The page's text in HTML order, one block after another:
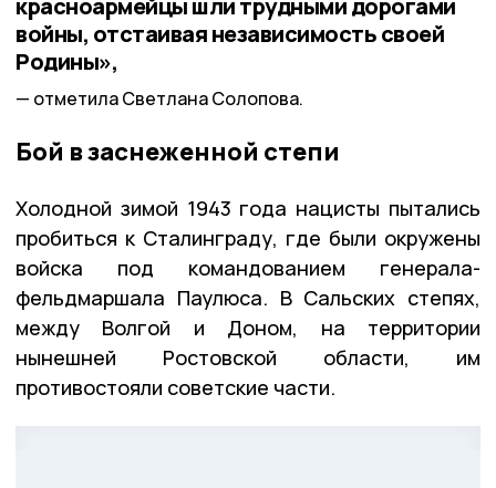
красноармейцы шли трудными дорогами
войны, отстаивая независимость своей
Родины»,
отметила Светлана Солопова.
Бой в заснеженной степи
Холодной зимой 1943 года нацисты пытались
пробиться к Сталинграду, где были окружены
войска под командованием генерала-
фельдмаршала Паулюса. В Сальских степях,
между Волгой и Доном, на территории
нынешней Ростовской области, им
противостояли советские части.